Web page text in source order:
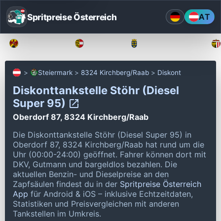
Spritpreise Österreich AT
Steiermark 8324 Kirchberg/Raab Diskont
Diskonttankstelle Stöhr (Diesel
Super 95)
Oberdorf 87, 8324 Kirchberg/Raab
Die Diskonttankstelle Stöhr (Diesel Super 95) in
Oberdorf 87, 8324 Kirchberg/Raab hat rund um die
Uhr (00:00-24:00) geöffnet. Fahrer können dort mit
DKV, Gutmann und bargeldlos bezahlen. Die
aktuellen Benzin- und Dieselpreise an den
Zapfsäulen findest du in der Spritpreise Österreich
App für Android & iOS – inklusive Echtzeitdaten,
Statistiken und Preisvergleichen mit anderen
Tankstellen im Umkreis.